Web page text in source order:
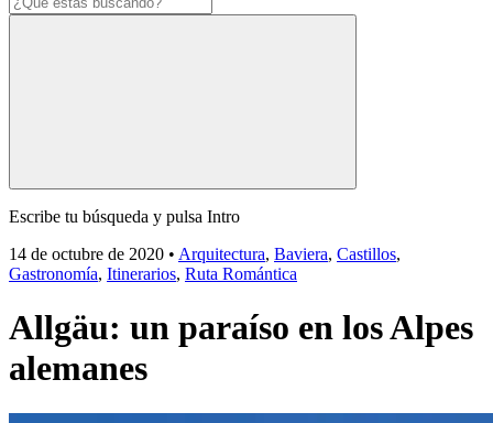
Escribe tu búsqueda y pulsa Intro
14 de octubre de 2020 • Arquitectura, Baviera, Castillos,
Gastronomía, Itinerarios, Ruta Romántica
Allgäu: un paraíso en los Alpes
alemanes